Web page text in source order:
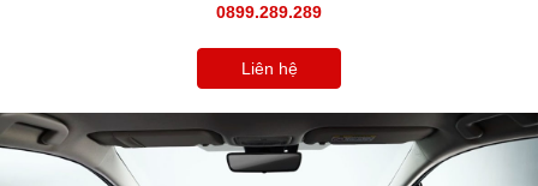
0899.289.289
Liên hệ